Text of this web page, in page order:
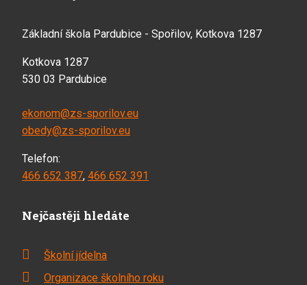
Základní škola Pardubice - Spořilov, Kotkova 1287
Kotkova 1287
530 03 Pardubice
ekonom@zs-sporilov.eu
obedy@zs-sporilov.eu
Telefon:
466 652 387, 466 652 391
Nejčastěji hledáte
Školní jídelna
Organizace školního roku